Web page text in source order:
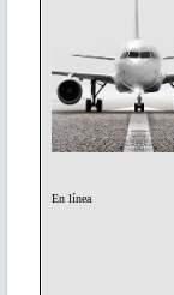
En línea